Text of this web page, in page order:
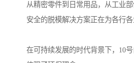
从精密零件到日常用品，从工业
安全的脱模解决方案正在为各行各
在可持续发展的时代背景下，10